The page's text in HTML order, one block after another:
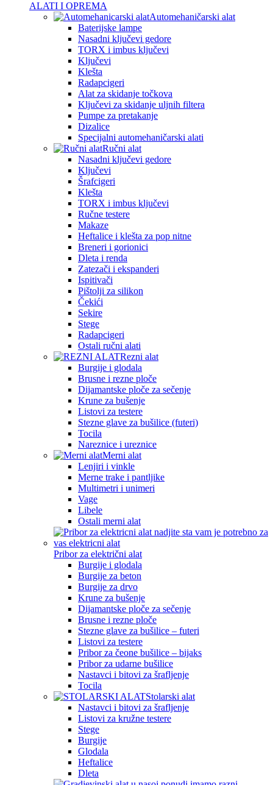
ALATI I OPREMA
Automehaničarski alat
Baterijske lampe
Nasadni ključevi gedore
TORX i imbus ključevi
Ključevi
Klešta
Radapcigeri
Alat za skidanje točkova
Ključevi za skidanje uljnih filtera
Pumpe za pretakanje
Dizalice
Specijalni automehaničarski alati
Ručni alat
Nasadni ključevi gedore
Ključevi
Šrafcigeri
Klešta
TORX i imbus ključevi
Ručne testere
Makaze
Heftalice i klešta za pop nitne
Breneri i gorionici
Dleta i renda
Zatezači i ekspanderi
Ispitivači
Pištolji za silikon
Čekići
Sekire
Stege
Radapcigeri
Ostali ručni alati
Rezni alat
Burgije i glodala
Brusne i rezne ploče
Dijamantske ploče za sečenje
Krune za bušenje
Listovi za testere
Stezne glave za bušilice (futeri)
Tocila
Nareznice i ureznice
Merni alat
Lenjiri i vinkle
Merne trake i pantljike
Multimetri i unimeri
Vage
Libele
Ostali merni alat
Pribor za električni alat
Burgije i glodala
Burgije za beton
Burgije za drvo
Krune za bušenje
Dijamantske ploče za sečenje
Brusne i rezne ploče
Stezne glave za bušilice – futeri
Listovi za testere
Pribor za čeone bušilice – bijaks
Pribor za udarne bušilice
Nastavci i bitovi za šrafljenje
Tocila
Stolarski alat
Nastavci i bitovi za šrafljenje
Listovi za kružne testere
Stege
Burgije
Glodala
Heftalice
Dleta